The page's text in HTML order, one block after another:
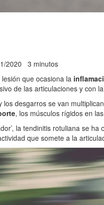
2020 3 minutos
que ocasiona la
de las articulaciones y con
los desgarros se van
, los músculos rígidos en
la tendinitis rotuliana se
que somete a la